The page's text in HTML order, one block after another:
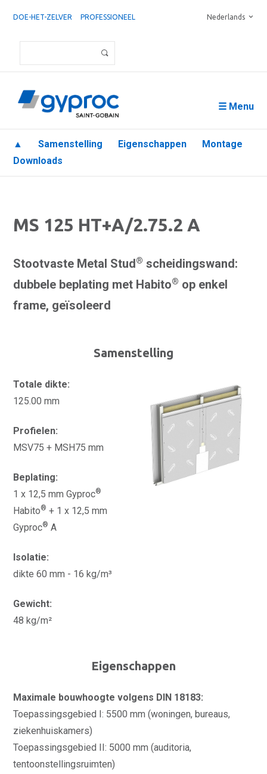
DOE-HET-ZELVER PROFESSIONEEL Nederlands
☰ Menu
▲ Samenstelling Eigenschappen
Montage
Downloads
MS 125 HT+A/2.75.2 A
Stootvaste Metal Stud® scheidingswand:
dubbele beplating met Habito® op enkel
frame, geïsoleerd
Samenstelling
Totale dikte:
125.00 mm
Profielen:
MSV75 + MSH75 mm
Beplating:
1 x 12,5 mm Gyproc®
Habito® + 1 x 12,5 mm
Gyproc® A
Isolatie:
dikte 60 mm - 16 kg/m³
Gewicht:
48 kg/m²
Eigenschappen
Maximale bouwhoogte volgens DIN 18183:
Toepassingsgebied I: 5500 mm (woningen, bureaus,
ziekenhuiskamers)
Toepassingsgebied II: 5000 mm (auditoria,
tentoonstellingsruimten)